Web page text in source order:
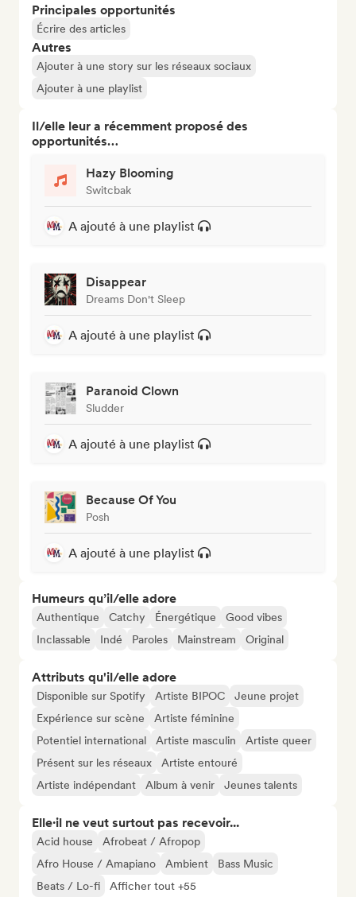
Principales opportunités
Écrire des articles
Autres
Ajouter à une story sur les réseaux sociaux
Ajouter à une playlist
Il/elle leur a récemment proposé des
opportunités…
Hazy Blooming
Switcbak
A ajouté à une playlist
Disappear
Dreams Don't Sleep
A ajouté à une playlist
Paranoid Clown
Sludder
A ajouté à une playlist
Because Of You
Posh
A ajouté à une playlist
Humeurs qu’il/elle adore
Authentique Catchy Énergétique
Good vibes
Inclassable
Indé Paroles Mainstream Original
Attributs qu'il/elle adore
Disponible sur Spotify Artiste BIPOC
Jeune projet
Expérience sur scène
Artiste féminine
Potentiel international
Artiste masculin
Artiste queer
Présent sur les réseaux
Artiste entouré
Artiste indépendant
Album à venir Jeunes talents
Elle·il ne veut surtout pas recevoir...
Acid house
Afrobeat / Afropop
Afro House / Amapiano
Ambient
Bass Music
Beats / Lo-fi
Afficher tout +55